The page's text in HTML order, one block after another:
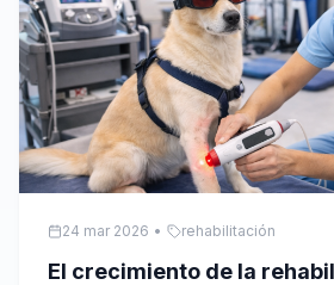
24 mar 2026 • rehabilitación
El crecimiento de la